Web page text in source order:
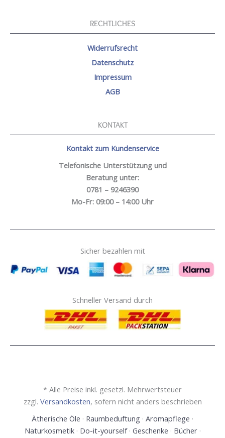
RECHTLICHES
Widerrufsrecht
Datenschutz
Impressum
AGB
KONTAKT
Kontakt zum Kundenservice
Telefonische Unterstützung und
Beratung unter:
0781 – 9246390
Mo-Fr: 09:00 – 14:00 Uhr
Sicher bezahlen mit
Schneller Versand durch
* Alle Preise inkl. gesetzl. Mehrwertsteuer
zzgl. Versandkosten, sofern nicht anders beschrieben
Ätherische Öle · Raumbeduftung · Aromapflege ·
Naturkosmetik· Do-it-yourself· Geschenke · Bücher·